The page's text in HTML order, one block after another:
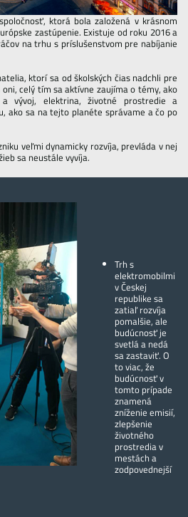
ktorá bola založená v krásnom
zastúpenie. Existuje od roku 2016 a
na trhu s príslušenstvom pre nabíjanie
ktorí sa od školských čias nadchli pre
celý tím sa aktívne zaujíma o témy, ako
vývoj, elektrina, životné prostredie a
ako sa na tejto planéte správame a čo po
veľmi dynamicky rozvíja, prevláda v nej
sa neustále vyvíja.
Trh s
elektromobilmi
v Českej
republike sa
zatiaľ rozvíja
pomalšie, ale
budúcnosť je
svetlá a nedá
sa zastaviť. O
to viac, že
budúcnosť v
tomto prípade
znamená
zníženie emisií,
zlepšenie
životného
prostredia v
mestách a
zodpovednejší